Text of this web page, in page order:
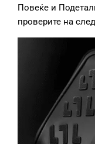
Повеќе и
проверите на